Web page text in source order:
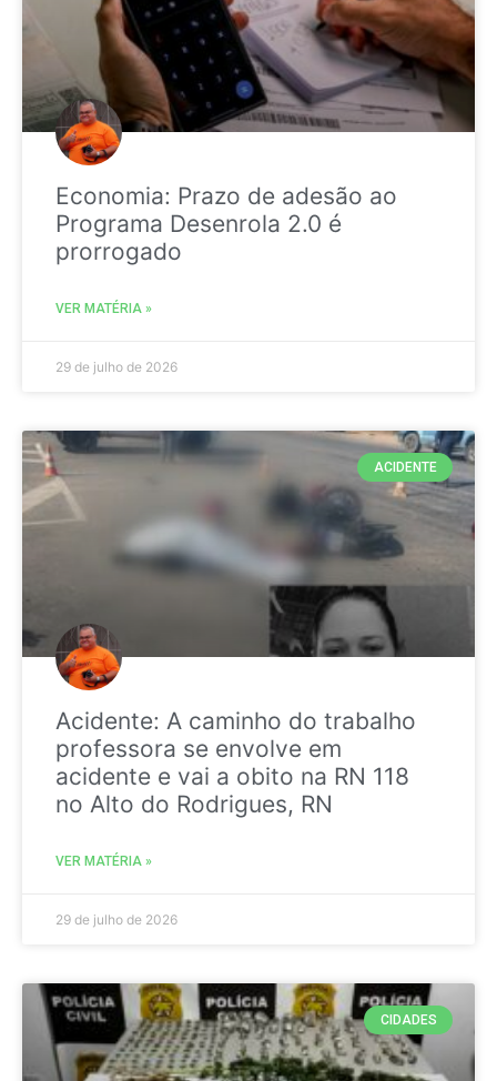
Economia: Prazo de adesão ao
Programa Desenrola 2.0 é
prorrogado
VER MATÉRIA »
29 de julho de 2026
ACIDENTE
Acidente: A caminho do trabalho
professora se envolve em
acidente e vai a obito na RN 118
no Alto do Rodrigues, RN
VER MATÉRIA »
29 de julho de 2026
CIDADES